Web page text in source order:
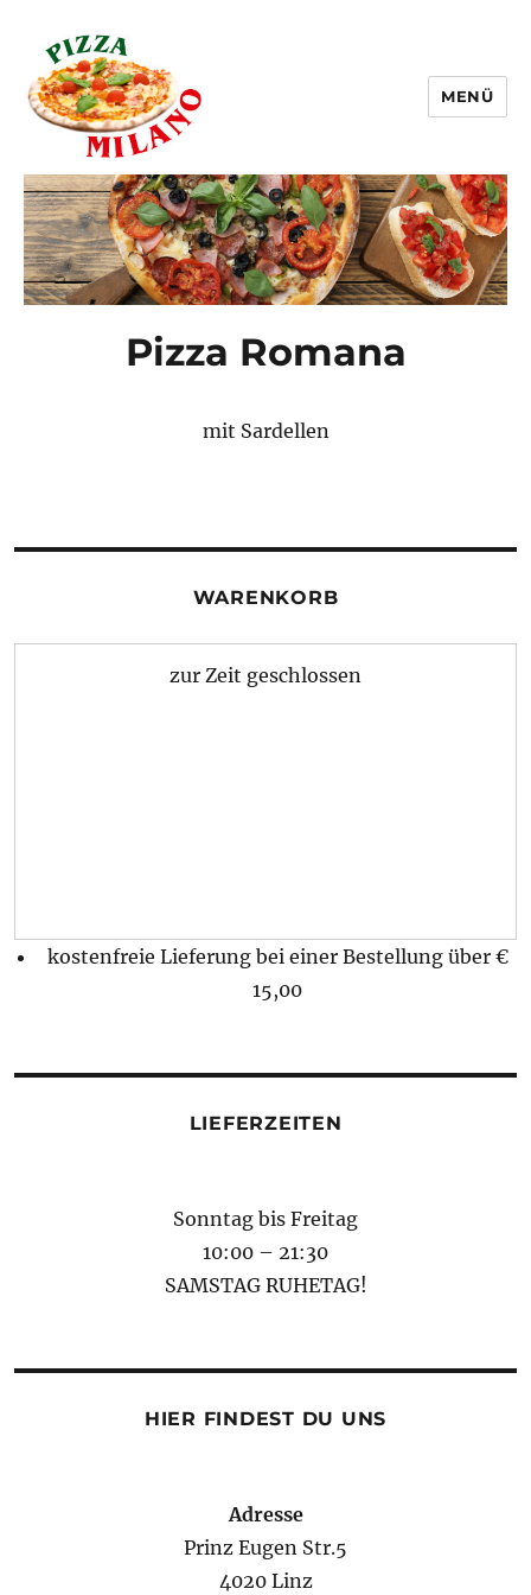
Pizza Milano Linz
MENÜ
Pizza Romana
mit Sardellen
WARENKORB
zur Zeit geschlossen
kostenfreie Lieferung bei einer Bestellung über €
15,00
LIEFERZEITEN
Sonntag bis Freitag
10:00 – 21:30
SAMSTAG RUHETAG!
HIER FINDEST DU UNS
Adresse
Prinz Eugen Str.5
4020 Linz